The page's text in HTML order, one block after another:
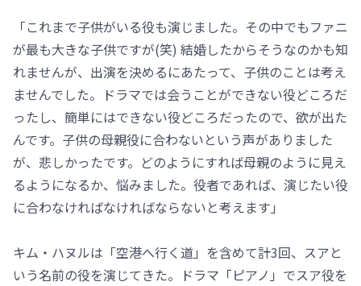
「これまで子供がいる役も演じました。その中でもファニ
が最も大きな子供ですが(笑) 結婚したからそうなのかも知
れませんが、出演を決めるにあたって、子供のことは考え
ませんでした。ドラマでは会うことができない役どころだ
ったし、簡単にはできない役どころだったので、欲が出た
んです。子供の母親役に合わないという声がありました
が、悲しかったです。どのようにすれば母親のように見え
るようになるか、悩みました。役者であれば、演じたい役
に合わなければなければならないと考えます」
キム・ハヌルは「空港へ行く道」を含めて計3回、スアと
いう名前の役を演じてきた。ドラマ「ピアノ」でスア役を